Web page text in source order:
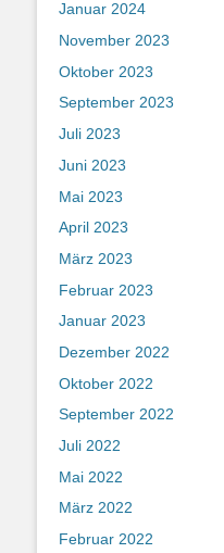
Januar 2024
November 2023
Oktober 2023
September 2023
Juli 2023
Juni 2023
Mai 2023
April 2023
März 2023
Februar 2023
Januar 2023
Dezember 2022
Oktober 2022
September 2022
Juli 2022
Mai 2022
März 2022
Februar 2022